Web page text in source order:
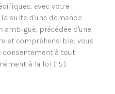
avec votre
suite d'une demande
ambiguë, précédée d'une
et compréhensible; vous
consentement à tout
à la loi (15.).